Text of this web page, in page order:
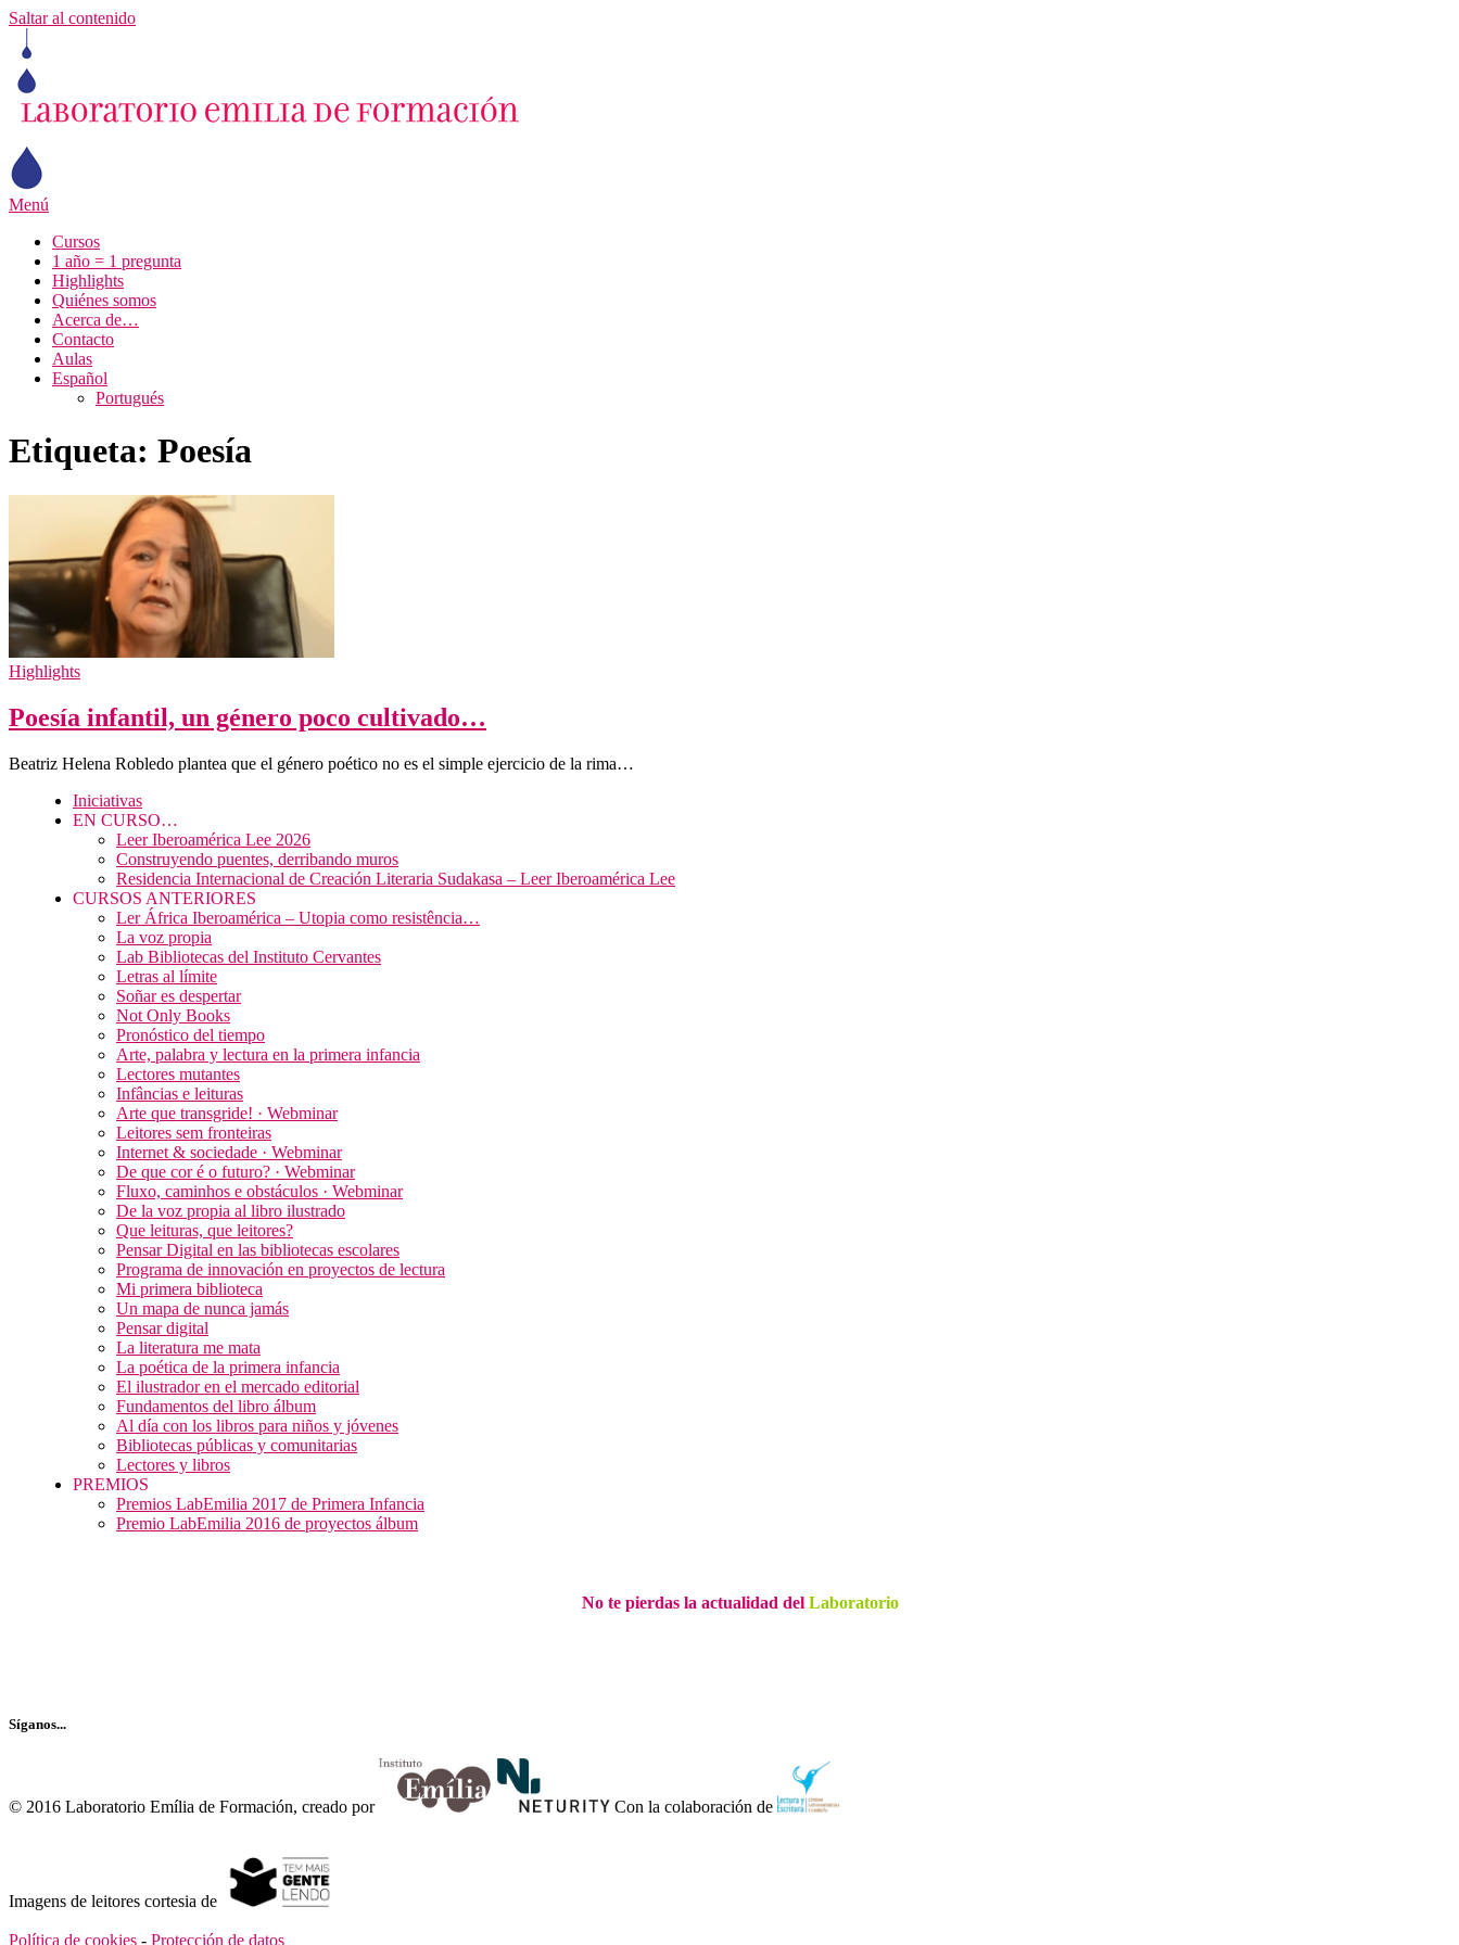
Saltar al contenido
Menú
Cursos
1 año = 1 pregunta
Highlights
Quiénes somos
Acerca de…
Contacto
Aulas
Español
Portugués
Etiqueta: Poesía
Highlights
Poesía infantil, un género poco cultivado…
Beatriz Helena Robledo plantea que el género poético no es el simple ejercicio de la rima…
Iniciativas
EN CURSO…
Leer Iberoamérica Lee 2026
Construyendo puentes, derribando muros
Residencia Internacional de Creación Literaria Sudakasa – Leer Iberoamérica Lee
CURSOS ANTERIORES
Ler África Iberoamérica – Utopia como resistência…
La voz propia
Lab Bibliotecas del Instituto Cervantes
Letras al límite
Soñar es despertar
Not Only Books
Pronóstico del tiempo
Arte, palabra y lectura en la primera infancia
Lectores mutantes
Infâncias e leituras
Arte que transgride! · Webminar
Leitores sem fronteiras
Internet & sociedade · Webminar
De que cor é o futuro? · Webminar
Fluxo, caminhos e obstáculos · Webminar
De la voz propia al libro ilustrado
Que leituras, que leitores?
Pensar Digital en las bibliotecas escolares
Programa de innovación en proyectos de lectura
Mi primera biblioteca
Un mapa de nunca jamás
Pensar digital
La literatura me mata
La poética de la primera infancia
El ilustrador en el mercado editorial
Fundamentos del libro álbum
Al día con los libros para niños y jóvenes
Bibliotecas públicas y comunitarias
Lectores y libros
PREMIOS
Premios LabEmilia 2017 de Primera Infancia
Premio LabEmilia 2016 de proyectos álbum
No te pierdas la actualidad del Laboratorio
Síganos...
© 2016 Laboratorio Emília de Formación, creado por Con la colaboración de
Imagens de leitores cortesia de
Política de cookies - Protección de datos